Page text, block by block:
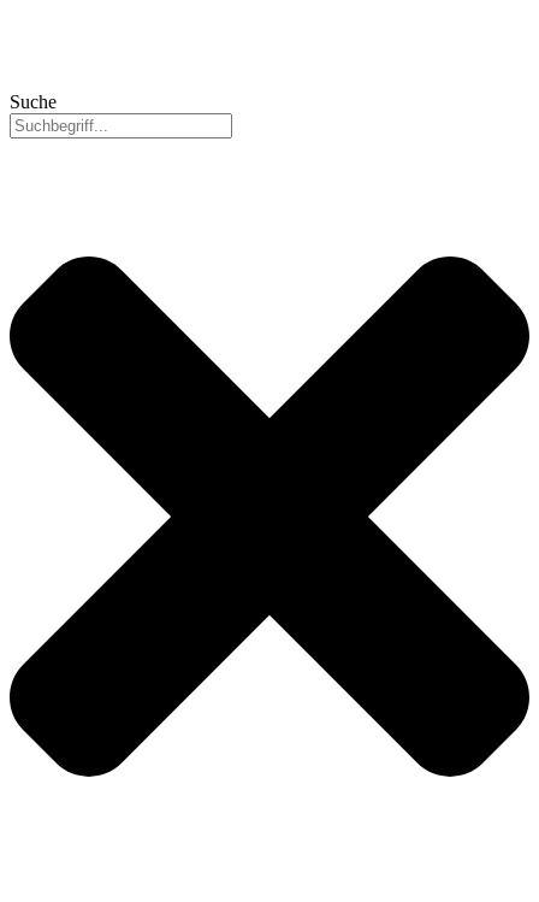
Suche